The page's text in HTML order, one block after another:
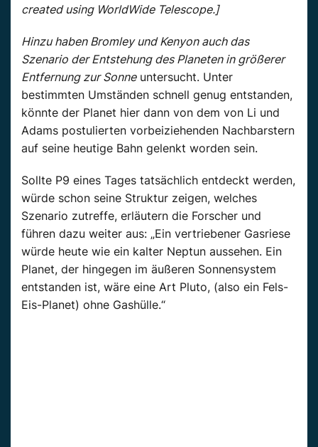
created using WorldWide Telescope.]
Hinzu haben Bromley und Kenyon auch das
Szenario der Entstehung des Planeten in größerer
Entfernung zur Sonneuntersucht. Unter
bestimmten Umständen schnell genug entstanden,
könnte der Planet hier dann von dem von Li und
Adams postulierten vorbeiziehenden Nachbarstern
auf seine heutige Bahn gelenkt worden sein.
Sollte P9 eines Tages tatsächlich entdeckt werden,
würde schon seine Struktur zeigen, welches
Szenario zutreffe, erläutern die Forscher und
führen dazu weiter aus: „Ein vertriebener Gasriese
würde heute wie ein kalter Neptun aussehen. Ein
Planet, der hingegen im äußeren Sonnensystem
entstanden ist, wäre eine Art Pluto, (also ein Fels-
Eis-Planet) ohne Gashülle.“